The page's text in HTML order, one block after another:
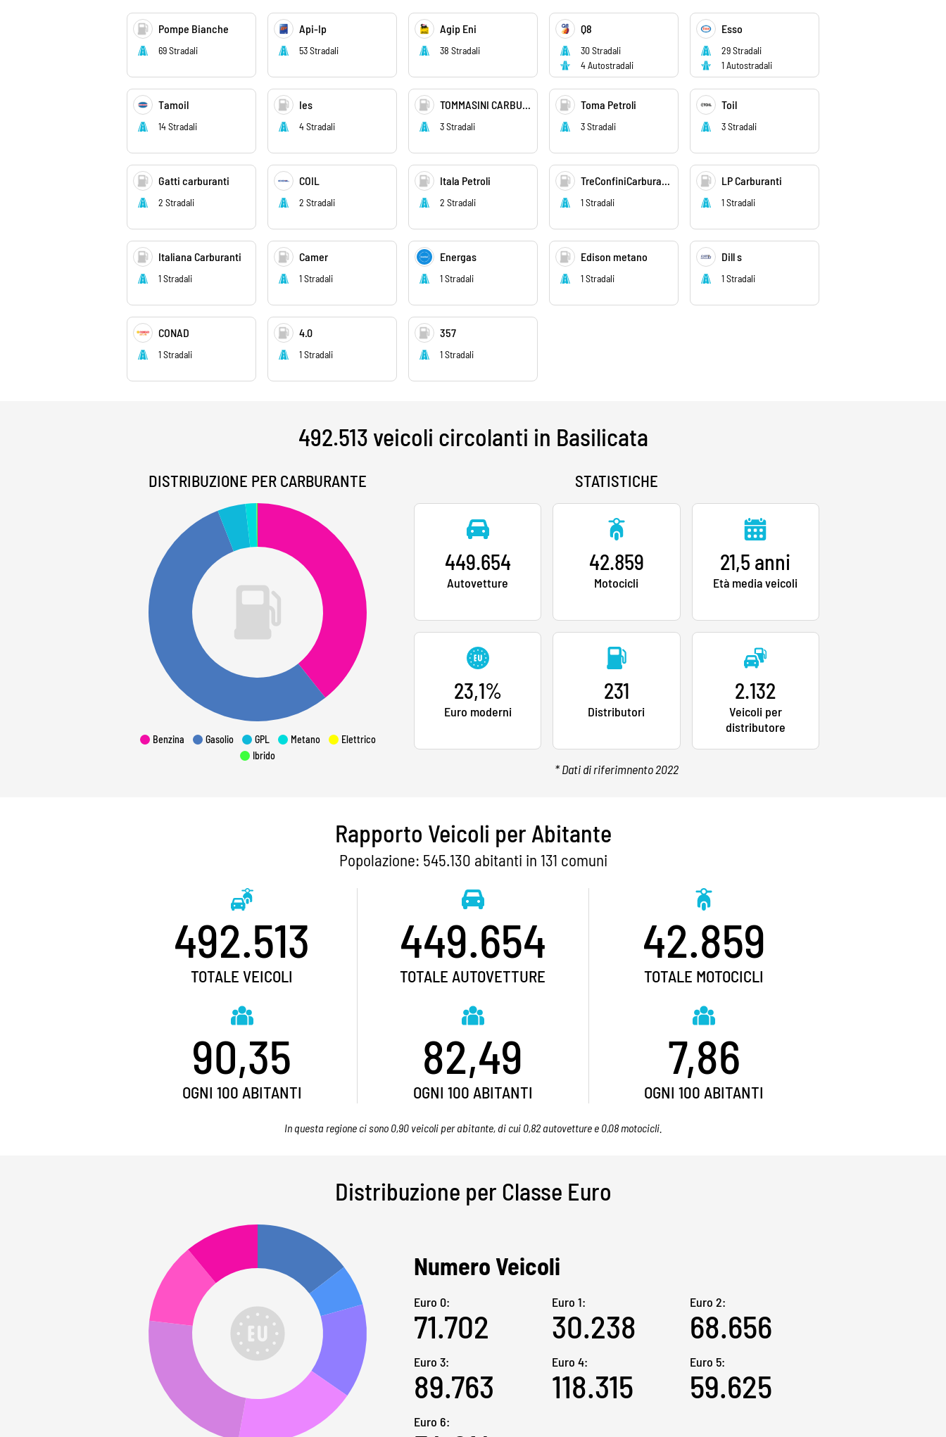
Pompe Bianche
69 Stradali
Api-Ip
53 Stradali
Agip Eni
38 Stradali
Q8
30 Stradali
4 Autostradali
Esso
29 Stradali
1 Autostradali
Tamoil
14 Stradali
Ies
4 Stradali
TOMMASINI CARBURANTI
3 Stradali
Toma Petroli
3 Stradali
Toil
3 Stradali
Gatti carburanti
2 Stradali
COIL
2 Stradali
Itala Petroli
2 Stradali
TreConfiniCarburanti
1 Stradali
LP Carburanti
1 Stradali
Italiana Carburanti
1 Stradali
Camer
1 Stradali
Energas
1 Stradali
Edison metano
1 Stradali
Dill s
1 Stradali
CONAD
1 Stradali
4.0
1 Stradali
357
1 Stradali
492.513 veicoli circolanti in Basilicata
DISTRIBUZIONE PER CARBURANTE
Benzina Gasolio GPL Metano
Elettrico
Ibrido
STATISTICHE
449.654
Autovetture
42.859
Motocicli
21,5 anni
Età media veicoli
23,1%
Euro moderni
231
Distributori
2.132
Veicoli per
distributore
* Dati di riferimnento 2022
Rapporto Veicoli per Abitante
Popolazione: 545.130 abitanti in 131 comuni
492.513
TOTALE VEICOLI
90,35
OGNI 100 ABITANTI
449.654
TOTALE AUTOVETTURE
82,49
OGNI 100 ABITANTI
42.859
TOTALE MOTOCICLI
7,86
OGNI 100 ABITANTI
In questa regione ci sono 0,90 veicoli per abitante, di cui 0,82 autovetture e 0,08 motocicli.
Distribuzione per Classe Euro
Numero Veicoli
Euro 0:
71.702
Euro 1:
30.238
Euro 2:
68.656
Euro 3:
89.763
Euro 4:
118.315
Euro 5:
59.625
Euro 6: